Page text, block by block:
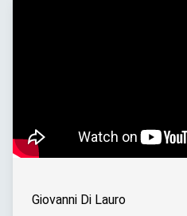
Giovanni Di Lauro